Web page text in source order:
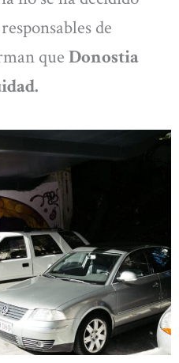
de
que Donostia